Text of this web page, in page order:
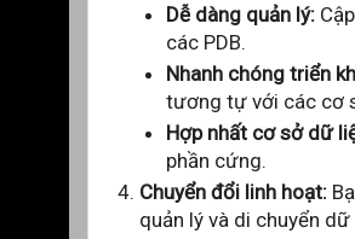
Dễ dàng quản lý:
các PDB.
Nhanh chóng triển
tương tự với các cơ
Hợp nhất cơ sở dữ
phần cứng.
Chuyển đổi linh hoạt:
quản lý và di chuyển dữ